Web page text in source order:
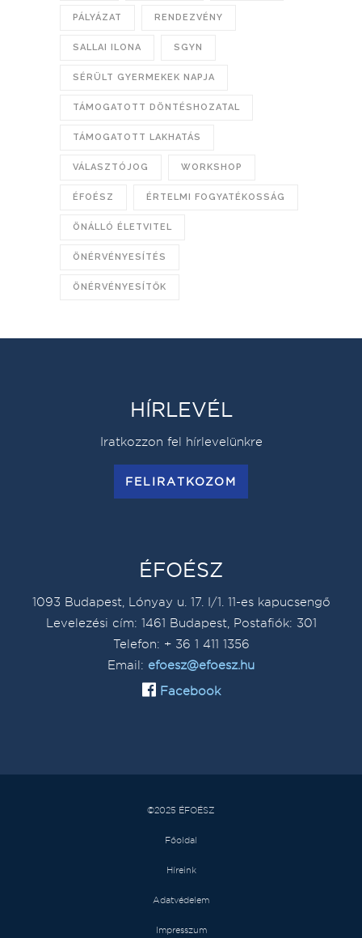
PÁLYÁZAT RENDEZVÉNY
SALLAI ILONA SGYN
SÉRÜLT GYERMEKEK NAPJA
TÁMOGATOTT DÖNTÉSHOZATAL
TÁMOGATOTT LAKHATÁS
VÁLASZTÓJOG WORKSHOP
ÉFOÉSZ ÉRTELMI FOGYATÉKOSSÁG
ÖNÁLLÓ ÉLETVITEL
ÖNÉRVÉNYESÍTÉS
ÖNÉRVÉNYESÍTŐK
HÍRLEVÉL
Iratkozzon fel hírlevelünkre
FELIRATKOZOM
ÉFOÉSZ
1093 Budapest, Lónyay u. 17. I/1. 11-es kapucsengő
Levelezési cím: 1461 Budapest, Postafiók: 301
Telefon: + 36 1 411 1356
Email: efoesz@efoesz.hu
Facebook
©2025 ÉFOÉSZ
Főoldal
Híreink
Adatvédelem
Impresszum